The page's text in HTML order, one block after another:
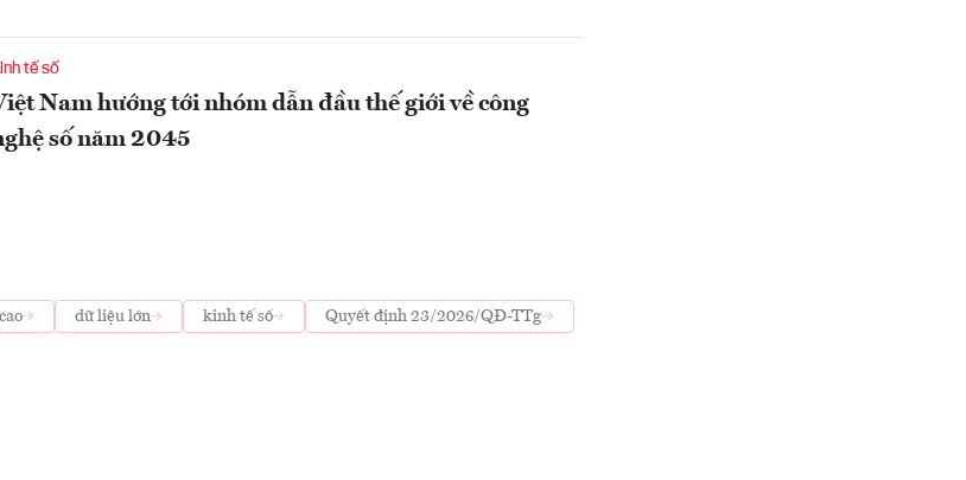
tế số
Nam hướng tới nhóm dẫn đầu thế giới về công
số năm 2045
dữ liệu lớn kinh tế số Quyết định 23/2026/QĐ-TTg